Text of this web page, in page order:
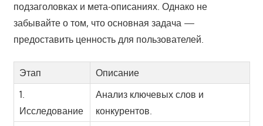
подзаголовках и мета-описаниях. Однако не
забывайте о том, что основная задача —
предоставить ценность для пользователей.
Этап
Описание
1.
Исследование
Анализ ключевых слов и
конкурентов.